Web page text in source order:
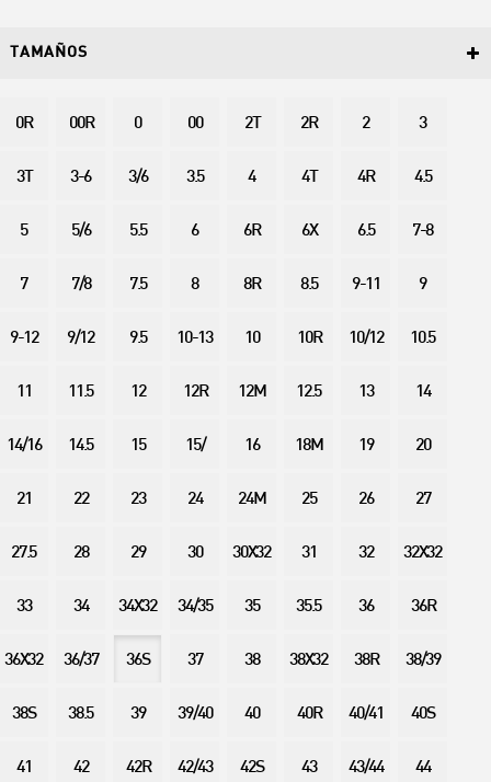
TAMAÑOS
0R 00R 0 00 2T 2R 2 3
3T 3-6 3/6 3.5 4 4T 4R 4.5
5 5/6 5.5 6 6R 6X 6.5 7-8
7 7/8 7.5 8 8R 8.5 9-11 9
9-12 9/12 9.5 10-13 10 10R 10/12 10.5
11 11.5 12 12R 12M 12.5 13 14
14/16 14.5 15 15/ 16 18M 19 20
21 22 23 24 24M 25 26 27
27.5 28 29 30 30X32 31 32 32X32
33 34 34X32 34/35 35 35.5 36 36R
36X32 36/37 36S 37 38 38X32 38R 38/39
38S 38.5 39 39/40 40 40R 40/41 40S
41 42 42R 42/43 42S 43 43/44 44